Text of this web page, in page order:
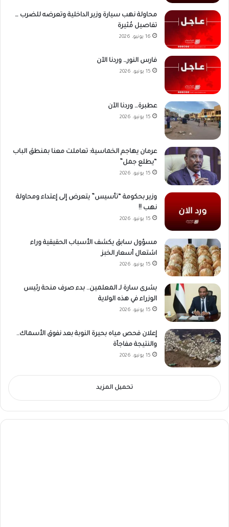
محاولة نهب سيارة وزير الداخلية وتعرضه للضرب …
تفاصيل مُثيرة
16 يونيو، 2026
فارس النور… وردنا الآن
15 يونيو، 2026
عطبرة… وردنا الآن
15 يونيو، 2026
عرمان يهاجم الخماسية: تعاملت معنا بمنطق الباب
“يطلع جمل”
15 يونيو، 2026
وزير بحكومة “تأسيس” يتعرض إلى إعتداء ومحاولة
نهب !!
15 يونيو، 2026
مسؤول سابق يكشف الأسباب الحقيقية وراء
اشتعال أسعار الخبز
15 يونيو، 2026
بشرى سارة لـ المعلمين.. بدء صرف منحة رئيس
الوزراء في هذه الولاية
15 يونيو، 2026
إعلان فحص مياه بحيرة النوبة بعد نفوق الأسماك..
والنتيجة مفاجأة
15 يونيو، 2026
تحميل المزيد